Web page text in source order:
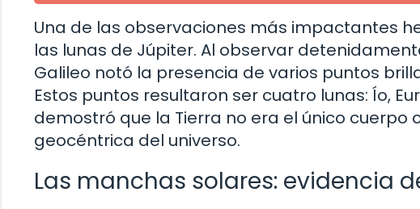
Una de las observaciones más impactantes
las lunas de Júpiter. Al observar
Galileo notó la presencia de varios puntos
Estos puntos resultaron ser cuatro lunas: Ío,
demostró que la Tierra no era el único cuerpo
geocéntrica del universo.
Las manchas solares: evidencia